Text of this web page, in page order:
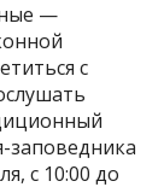
—
с
заповедника
с 10:00 до